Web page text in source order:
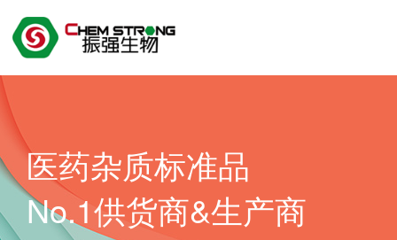
医药杂质标准品
No.1供货商&生产商